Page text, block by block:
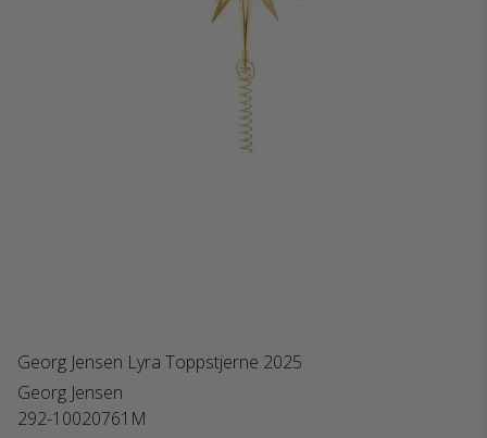
Georg Jensen Lyra Toppstjerne 2025
Georg Jensen
292-10020761M